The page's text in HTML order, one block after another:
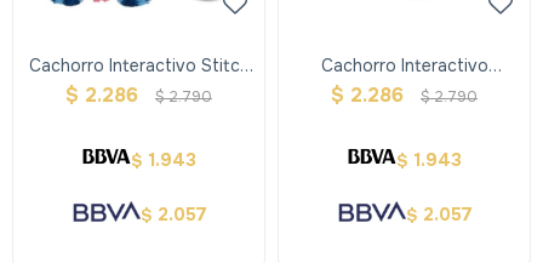
Cachorro Interactivo Stitch
Baby Paws
$ 2.286 $2.790
$ 1.943
$ 2.057
Cachorro Interactivo
Dalmata Baby Paws
$ 2.286 $2.790
$ 1.943
$ 2.057